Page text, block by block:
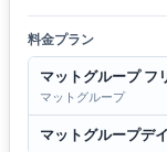
料金プラン
マットグループ フ
マットグループ
マットグループデ